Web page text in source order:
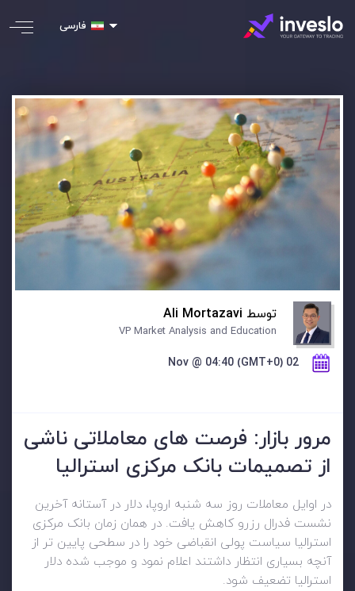
فارسی
توسط Ali Mortazavi
VP Market Analysis and Education
02 Nov @ 04:40 (GMT+0)
مرور بازار: فرصت های معاملاتی ناشی
از تصمیمات بانک مرکزی استرالیا
در اوایل معاملات روز سه شنبه اروپا، دلار در آستانه آخرین
نشست فدرال رزرو کاهش یافت. در همان زمان بانک مرکزی
استرالیا سیاست پولی انقباضی خود را در سطحی پایین تر از
آنچه بسیاری انتظار داشتند اعلام نمود و موجب شده دلار
استرالیا تضعیف شود.